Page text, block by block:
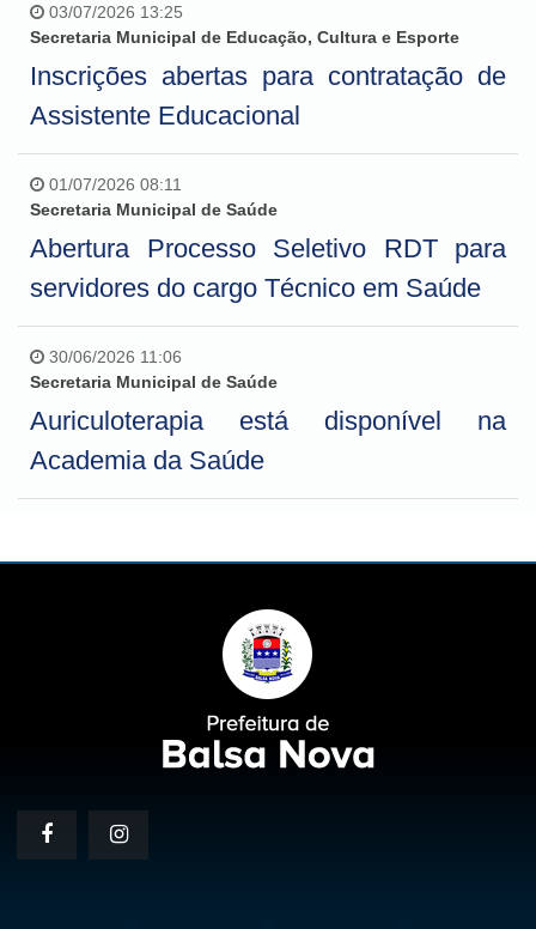
03/07/2026 13:25
Secretaria Municipal de Educação, Cultura e Esporte
Inscrições abertas para contratação de
Assistente Educacional
01/07/2026 08:11
Secretaria Municipal de Saúde
Abertura Processo Seletivo RDT para
servidores do cargo Técnico em Saúde
30/06/2026 11:06
Secretaria Municipal de Saúde
Auriculoterapia está disponível na
Academia da Saúde